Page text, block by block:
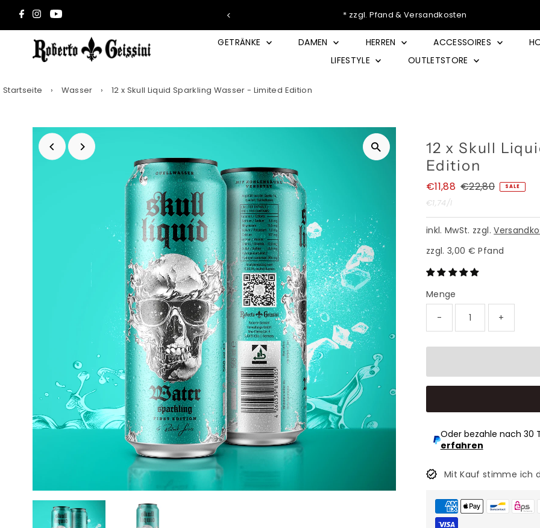
Direkt zum Inhalt 🥤 Skull Liquid Deal – Jede Dose nur 99 Cent*
& Versandkosten
GETRÄNKE DAMEN HERREN ACCESSOIRES
LIFESTYLE
OUTLETSTORE
Startseite › Wasser › 12 x Skull Liquid Sparkling Wasser - Limited Edition
12 x Skull
Edition
Angebotspreis
€11,88 Regulärer
€22,80 SALE
Stückpreis
€1,74/pro
l
inkl. MwSt. zzgl.
zzgl. 3,00 € Pfand
Menge
-
+
Oder bezahle nach 30
erfahren
Mit Kauf stimme ich